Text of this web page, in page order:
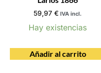
59,97 € IVA incl.
Hay existencias
Añadir al carrito